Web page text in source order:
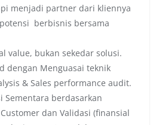
menjadi partner dari kliennya
berbisnis bersama
value, bukan sekedar solusi.
dengan Menguasai teknik
& Sales performance audit.
Sementara berdasarkan
dan Validasi (finansial